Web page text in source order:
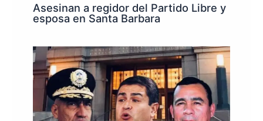
Asesinan a regidor del Partido Libre y
esposa en Santa Barbara